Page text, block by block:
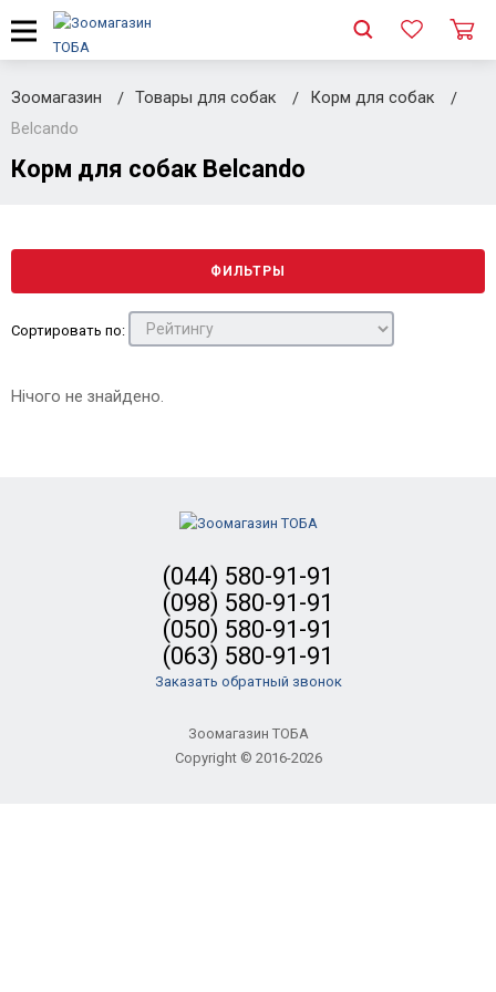
Зоомагазин Товары для собак
Корм для собак
Belcando
Корм для собак Belcando
ФИЛЬТРЫ
Сортировать по:
Нічого не знайдено.
(044) 580-91-91
(098) 580-91-91
(050) 580-91-91
(063) 580-91-91
Заказать обратный звонок
Зоомагазин ТОБА
Copyright © 2016-2026